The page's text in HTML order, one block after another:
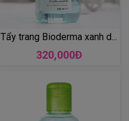
Tẩy trang Bioderma xanh d...
320,000Đ